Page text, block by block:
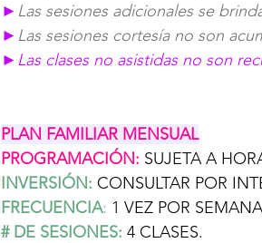
► Las sesiones adicionales se
► Las sesiones cortesía no son
► Las clases no asistidas no son
PLAN FAMILIAR MENSUAL
PROGRAMACIÓN: SUJETA A
INVERSIÓN: CONSULTAR POR
FRECUENCIA: 1 VEZ POR
# DE SESIONES: 4 CLASES.